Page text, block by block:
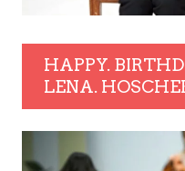
HAPPY.
LENA.